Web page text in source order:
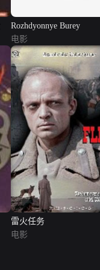
Rozhdyonnye Burey
电影
雷火任务
电影